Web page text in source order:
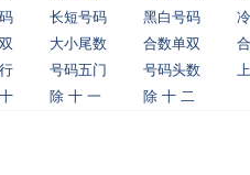
长短号码 黑白号码
大小尾数 合数单双
号码五门 号码头数
除 十 一 除 十 二